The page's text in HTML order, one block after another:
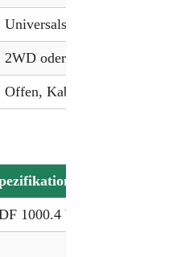
Universalschlepper
2WD oder 4WD
Offen, Kabine optional mit
1000.4 WTI Turbodiesel